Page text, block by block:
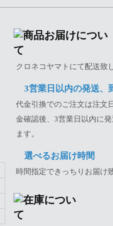
クロネコヤマトにて配送致
3営業日以内の発送、
代金引換でのご注文は注文
金確認後、3営業日以内に
ます。
選べるお届け時間
時間指定できっちりお届け